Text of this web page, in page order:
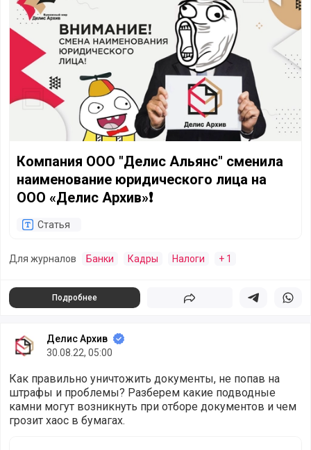
Компания ООО "Делис Альянс" сменила
наименование юридического лица на
ООО «Делис Архив»❗️
Статья
Для журналов Банки Кадры Налоги + 1
Подробнее Поделиться Поделиться в
Делис Архив
30.08.22, 05:00
Как правильно уничтожить документы, не попав на
штрафы и проблемы? Разберем какие подводные
камни могут возникнуть при отборе документов и чем
грозит хаос в бумагах.